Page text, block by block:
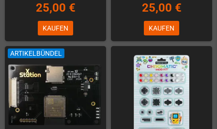
25,00 €
KAUFEN
25,00 €
KAUFEN
ARTIKELBÜNDEL